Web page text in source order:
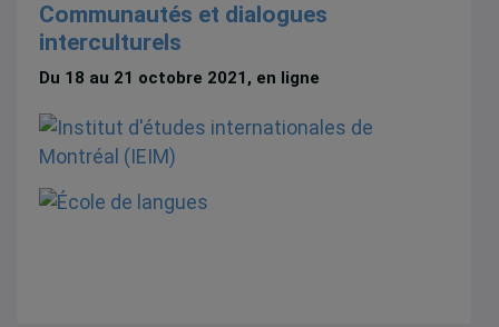
Communautés et dialogues
interculturels
Du 18 au 21 octobre 2021, en ligne